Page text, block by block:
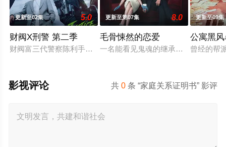
更新至02集 5.0
财阀X刑警 第二季
财阀富三代警察陈利手（安普贤 饰）华丽回归，完美蜕变为成
更新至第07集 8.0
毛骨悚然的恋爱
一名能看见鬼魂的继承人与一名王牌
更新至09集
公寓黑
曾经的帮
共0 条 “家庭关系证明书” 影评
影视评论